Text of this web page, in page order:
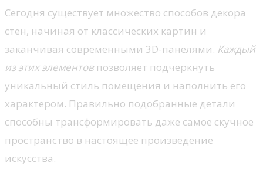
Сегодня существует множество способов декора
стен, начиная от классических картин и
заканчивая современными 3D-панелями. Каждый
из этих элементов позволяет подчеркнуть
уникальный стиль помещения и наполнить его
характером. Правильно подобранные детали
способны трансформировать даже самое скучное
пространство в настоящее произведение
искусства.